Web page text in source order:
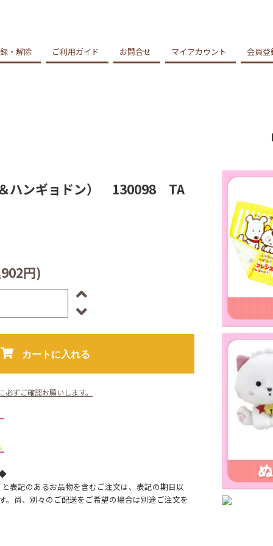
・解除 ご利用ガイド お問合せ マイアカウント 会員登
ハンギョドン） 130098 TA
円)
カートに入れる
ずご確認お願いします。
表記のあるお品物を含むご注文は、表記の期日以
。尚、別々のご配送をご希望の場合は別途ご注文を